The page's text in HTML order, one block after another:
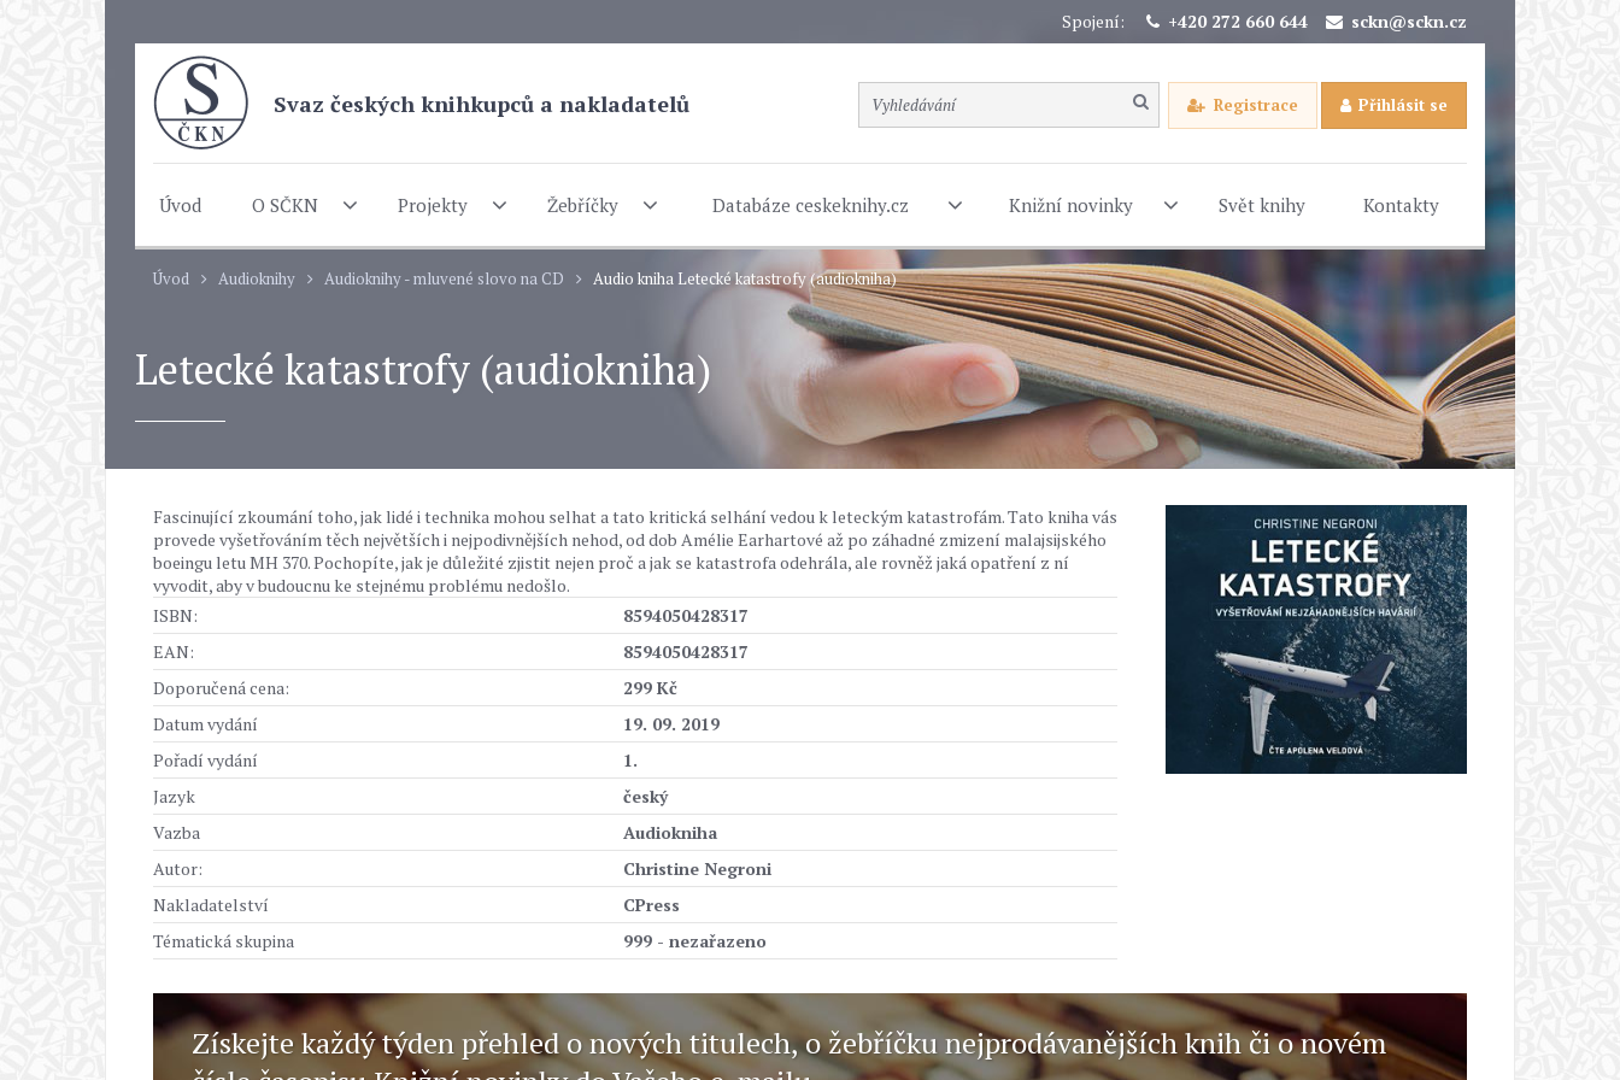
Spojení: +420 272 660 644 sckn@sckn.cz
Svaz českých knihkupců a nakladatelů Registrace Přihlásit se
Úvod O SČKN Projekty Žebříčky Databáze ceskeknihy.cz Knižní novinky Svět knihy Kontakty
Úvod Audioknihy Audioknihy - mluvené slovo na CD Audio kniha Letecké katastrofy (audiokniha)
Letecké katastrofy (audiokniha)
Fascinující zkoumání toho, jak lidé i technika mohou selhat a tato kritická selhání vedou k leteckým katastrofám. Tato kniha vás
provede vyšetřováním těch největších i nejpodivnějších nehod, od dob Amélie Earhartové až po záhadné zmizení malajsijského
boeingu letu MH 370. Pochopíte, jak je důležité zjistit nejen proč a jak se katastrofa odehrála, ale rovněž jaká opatření z ní
vyvodit, aby v budoucnu ke stejnému problému nedošlo.
ISBN:
8594050428317
EAN:
8594050428317
Doporučená cena:
299 Kč
Datum vydání
19. 09. 2019
Pořadí vydání
1.
Jazyk
český
Vazba
Audiokniha
Autor:
Christine Negroni
Nakladatelství
CPress
Tématická skupina
999 - nezařazeno
Získejte každý týden přehled o nových titulech, o žebříčku nejprodávanějších knih či o novém